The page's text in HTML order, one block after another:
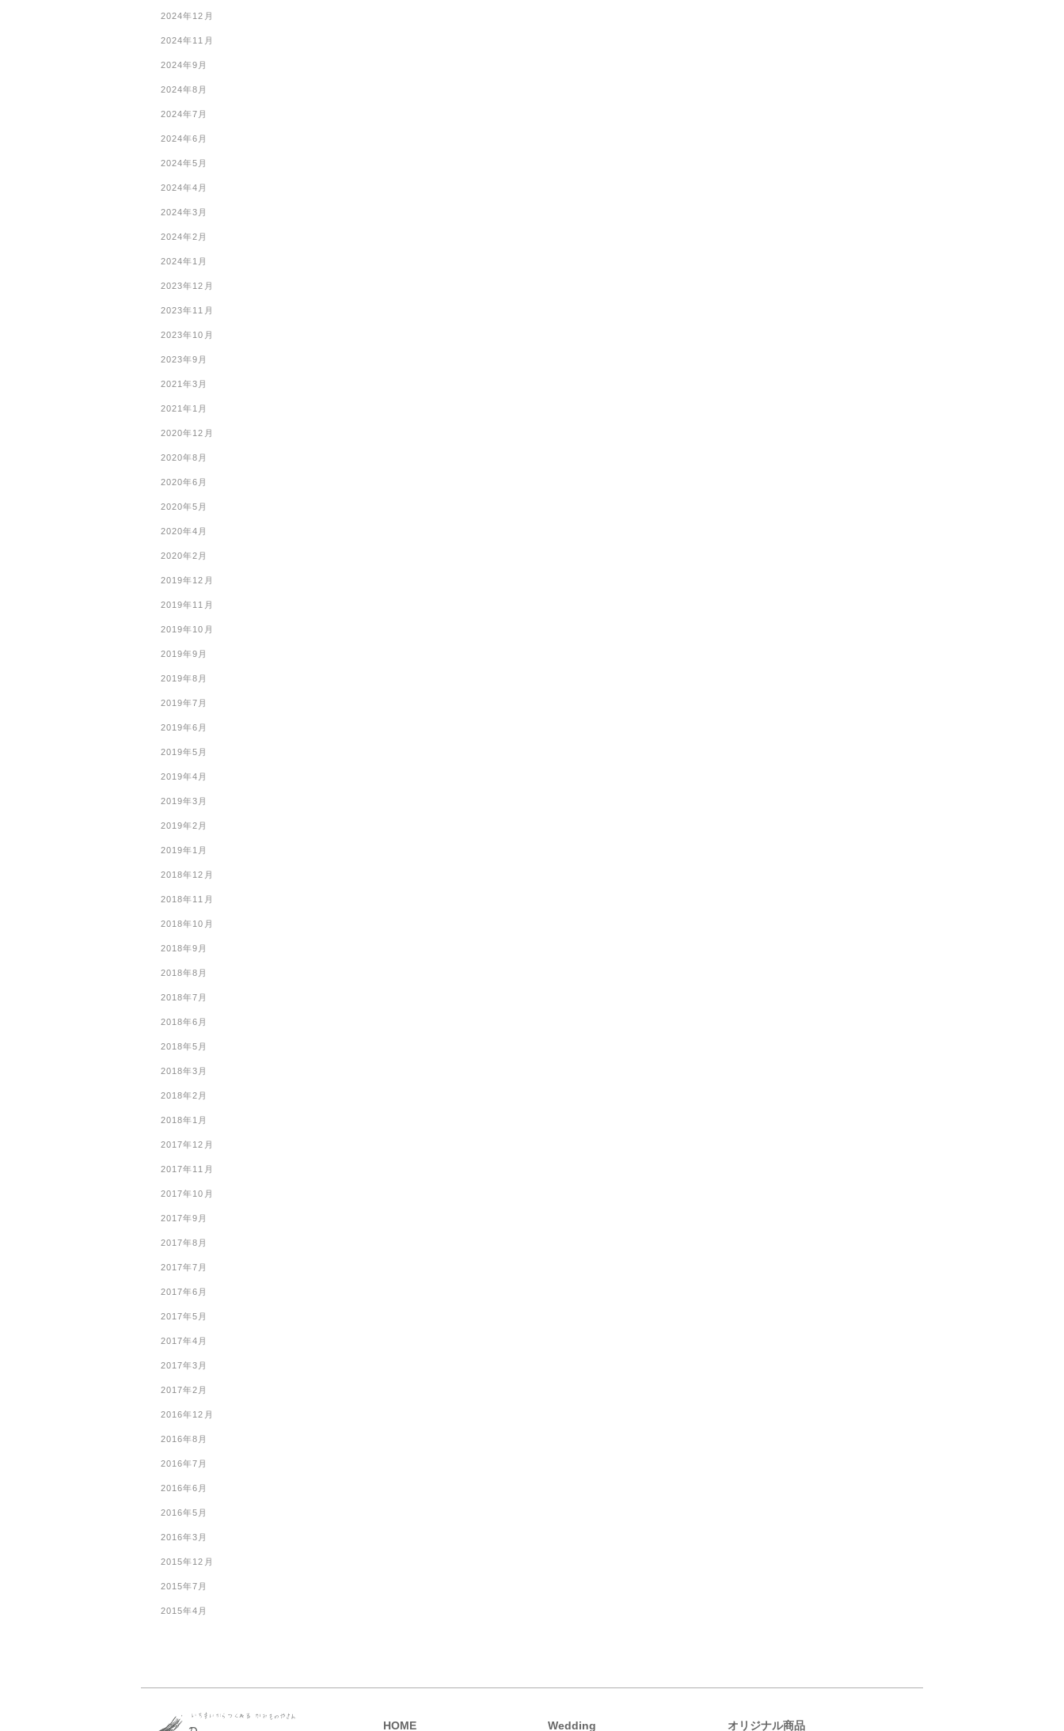
2024年12月
2024年11月
2024年9月
2024年8月
2024年7月
2024年6月
2024年5月
2024年4月
2024年3月
2024年2月
2024年1月
2023年12月
2023年11月
2023年10月
2023年9月
2021年3月
2021年1月
2020年12月
2020年8月
2020年6月
2020年5月
2020年4月
2020年2月
2019年12月
2019年11月
2019年10月
2019年9月
2019年8月
2019年7月
2019年6月
2019年5月
2019年4月
2019年3月
2019年2月
2019年1月
2018年12月
2018年11月
2018年10月
2018年9月
2018年8月
2018年7月
2018年6月
2018年5月
2018年3月
2018年2月
2018年1月
2017年12月
2017年11月
2017年10月
2017年9月
2017年8月
2017年7月
2017年6月
2017年5月
2017年4月
2017年3月
2017年2月
2016年12月
2016年8月
2016年7月
2016年6月
2016年5月
2016年3月
2015年12月
2015年7月
2015年4月
HOME Wedding オリジナル商品